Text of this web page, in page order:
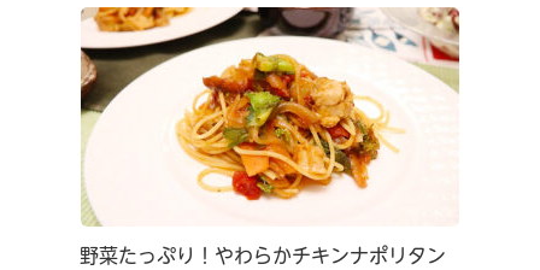
野菜たっぷり！やわらかチキンナポリタン